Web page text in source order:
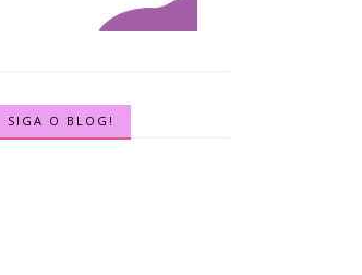
SIGA O BLOG!